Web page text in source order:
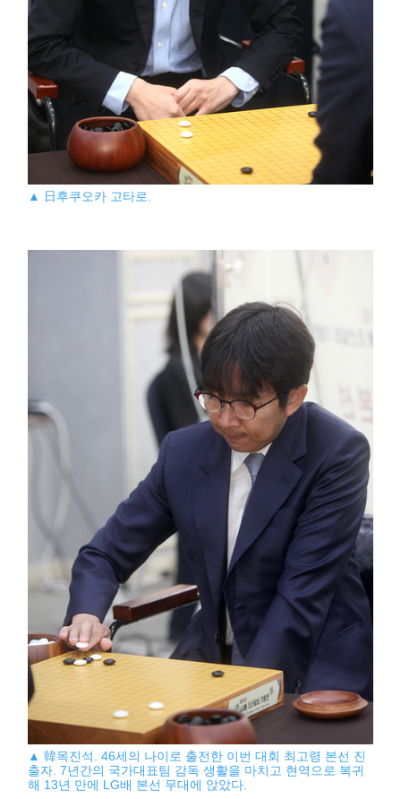
▲ 日후쿠오카 고타로.
▲ 韓목진석. 46세의 나이로 출전한 이번 대회 최고령 본선 진
출자. 7년간의 국가대표팀 감독 생활을 마치고 현역으로 복귀
해 13년 만에 LG배 본선 무대에 앉았다.